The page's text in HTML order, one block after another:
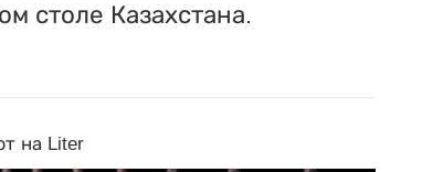
столе Казахстана.
на Liter